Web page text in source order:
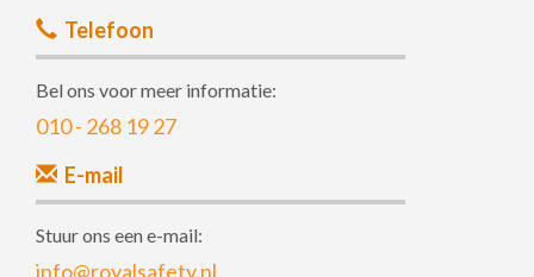
Telefoon
Bel ons voor meer informatie:
010 - 268 19 27
E-mail
Stuur ons een e-mail:
info@royalsafety.nl